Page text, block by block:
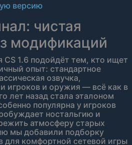
версию
чистая
модификаций
CS 1.6 подойдёт тем, кто ищет
опыт: стандартное
озвучка,
игроков и оружия — всё как в
лет назад стала эталоном
популярна у игроков
ностальгию и
атмосферу старых
мы добавили подборку
для комфортной сетевой игры